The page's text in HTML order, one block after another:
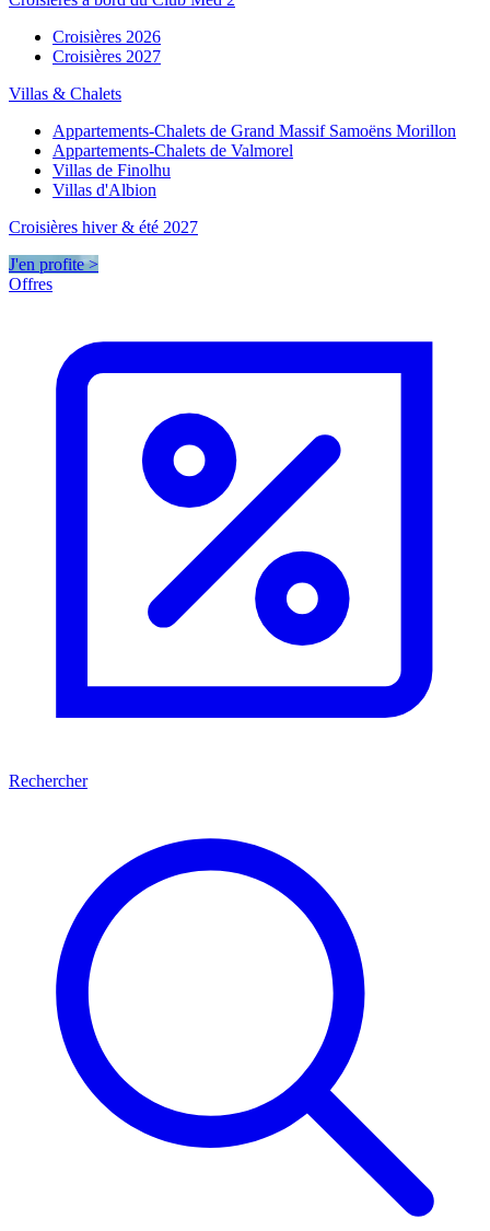
Croisières 2026
Croisières 2027
Villas & Chalets
Appartements-Chalets de Grand Massif Samoëns Morillon
Appartements-Chalets de Valmorel
Villas de Finolhu
Villas d'Albion
Croisières hiver & été 2027
J'en profite >
Offres
Rechercher